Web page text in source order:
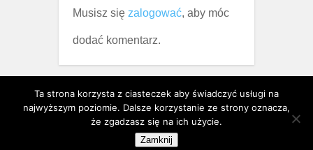
Musisz się zalogować, aby móc
dodać komentarz.
Proudly powered by WordPress
Theme: Serene by Elegant Themes
Ta strona korzysta z ciasteczek aby świadczyć usługi na
najwyższym poziomie. Dalsze korzystanie ze strony oznacza,
że zgadzasz się na ich użycie.
Zamknij